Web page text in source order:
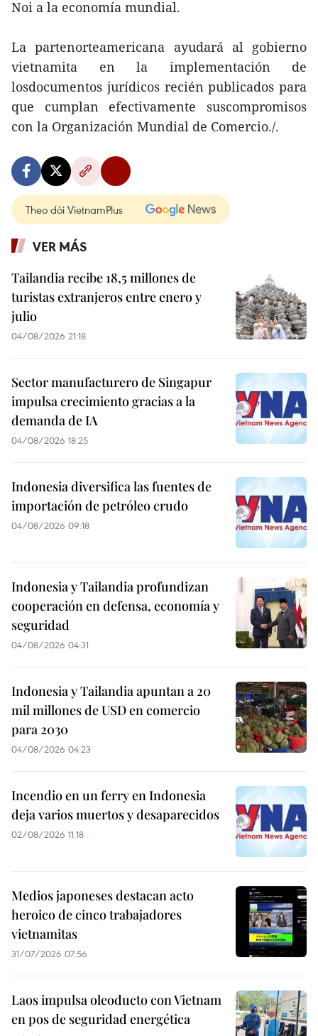
Noi a la economía mundial.
La partenorteamericana ayudará al gobierno
vietnamita en la implementación de
losdocumentos jurídicos recién publicados para
que cumplan efectivamente suscompromisos
con la Organización Mundial de Comercio./.
Theo dõi VietnamPlus
VER MÁS
Tailandia recibe 18,5 millones de
turistas extranjeros entre enero y
julio
04/08/2026 21:18
Sector manufacturero de Singapur
impulsa crecimiento gracias a la
demanda de IA
04/08/2026 18:25
Indonesia diversifica las fuentes de
importación de petróleo crudo
04/08/2026 09:18
Indonesia y Tailandia profundizan
cooperación en defensa, economía y
seguridad
04/08/2026 04:31
Indonesia y Tailandia apuntan a 20
mil millones de USD en comercio
para 2030
04/08/2026 04:23
Incendio en un ferry en Indonesia
deja varios muertos y desaparecidos
02/08/2026 11:18
Medios japoneses destacan acto
heroico de cinco trabajadores
vietnamitas
31/07/2026 07:56
Laos impulsa oleoducto con Vietnam
en pos de seguridad energética